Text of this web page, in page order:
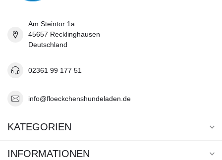
Am Steintor 1a
45657 Recklinghausen
Deutschland
02361 99 177 51
info@floeckchenshundeladen.de
KATEGORIEN
INFORMATIONEN